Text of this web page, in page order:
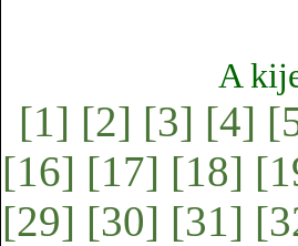
A
[1] [2] [3] [4]
[16] [17] [18]
[29] [30] [31]